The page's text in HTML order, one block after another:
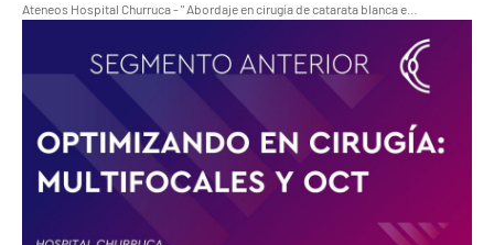
Ateneos Hospital Churruca - " Abordaje en cirugía de catarata blanca e…